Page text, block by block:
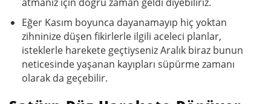
Eğer Kasım boyunca dayanamayıp hiç yoktan
zihninize düşen fikirlerle ilgili aceleci planlar,
isteklerle harekete geçtiyseniz Aralık biraz bunun
neticesinde yaşanan kayıpları süpürme zamanı
olarak da geçebilir.